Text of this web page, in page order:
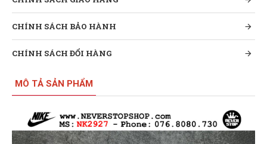
CHÍNH SÁCH BẢO HÀNH
CHÍNH SÁCH ĐỔI HÀNG
MÔ TẢ SẢN PHẨM